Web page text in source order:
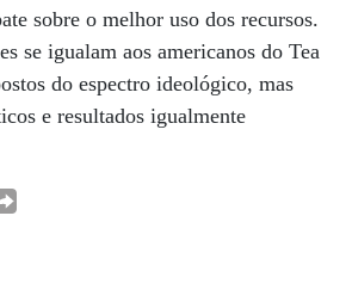
sobre o melhor uso dos recursos.
se igualam aos americanos do Tea
do espectro ideológico, mas
e resultados igualmente